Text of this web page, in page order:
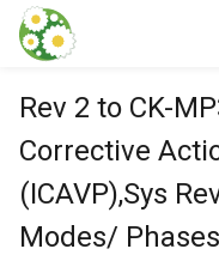
本文に飛ぶ
Rev 2 to CK-
Corrective
(ICAVP),Sys
Modes/